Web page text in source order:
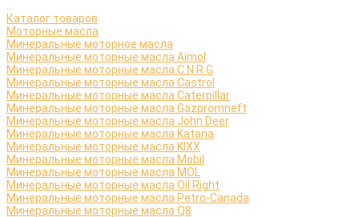
Каталог товаров
Моторные масла
Минеральные моторное масла
Минеральные моторные масла Aimol
Минеральные моторные масла C.N.R.G
Минеральные моторные масла Castrol
Минеральные моторные масла Caterpillar
Минеральные моторные масла Gazpromneft
Минеральные моторные масла John Deer
Минеральные моторные масла Katana
Минеральные моторные масла KIXX
Минеральные моторные масла Mobil
Минеральные моторные масла MOL
Минеральные моторные масла Oil Right
Минеральные моторные масла Petro-Canada
Минеральные моторные масла Q8